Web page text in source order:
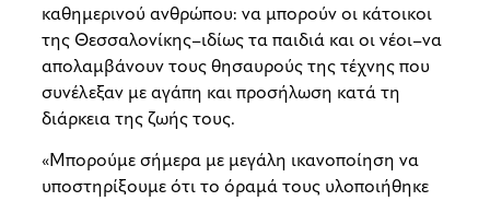
καθημερινού ανθρώπου: να μπορούν οι κάτοικοι
της Θεσσαλονίκης–ιδίως τα παιδιά και οι νέοι–να
απολαμβάνουν τους θησαυρούς της τέχνης που
συνέλεξαν με αγάπη και προσήλωση κατά τη
διάρκεια της ζωής τους.
«Μπορούμε σήμερα με μεγάλη ικανοποίηση να
υποστηρίξουμε ότι το όραμά τους υλοποιήθηκε